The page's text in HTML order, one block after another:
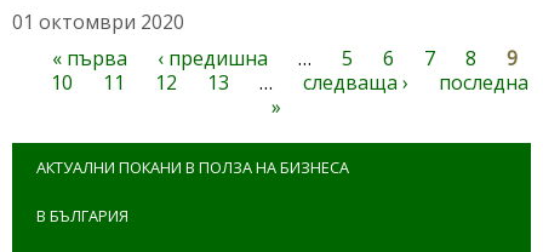
01 октомври 2020
Страници
« първа ‹ предишна … 5 6 7 8
9
10
11 12 13 … следваща ›
последна
»
АКТУАЛНИ ПОКАНИ В ПОЛЗА НА БИЗНЕСА
В БЪЛГАРИЯ